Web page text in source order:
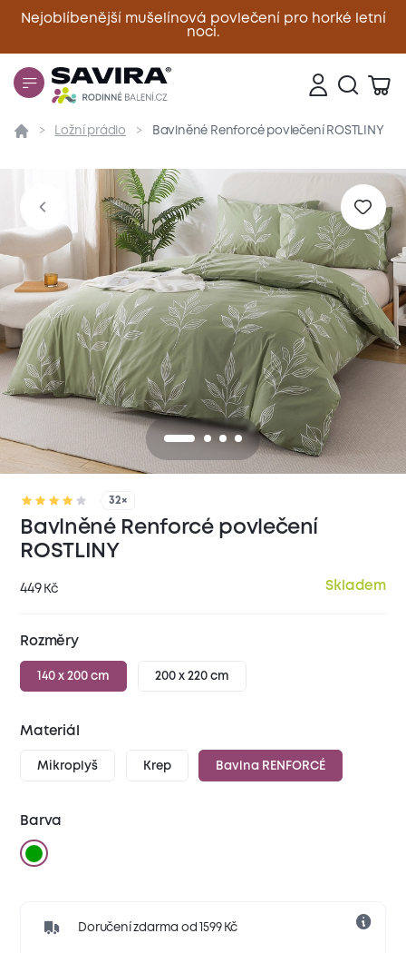
Nejoblíbenější mušelínová povlečení pro horké letní
noci.
Zavřít
Přehled Parametry Popis produktu Materiál
Ložní prádlo Bavlněné Renforcé povlečení ROSTLINY
32×
Bavlněné Renforcé povlečení
ROSTLINY
449 Kč Skladem
Rozměry
140 x 200 cm 200 x 220 cm
Materiál
Mikroplyš Krep Bavlna RENFORCÉ
Barva
Doručení zdarma od 1599 Kč